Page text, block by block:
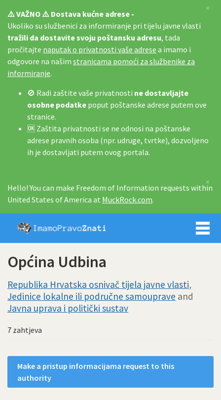
⚠️ VAŽNO ⚠️ Dostava kućne adrese -
Ukoliko su službenici za informiranje pri tijelu javne vlasti
tražili da dostavite svoju poštansku adresu, tada
pročitajte naputak o privatnosti vaše adrese a imamo i
odgovore na našim stranicama pomoći za službenike za
informiranje.
🚫 Radi zaštite vaše privatnosti ne dostavljajte
osobne podatke poput poštanske adrese putem ove
stranice.
🆗 Zaštita privatnosti se ne odnosi na poštanske
adrese pravnih osoba (npr. udruge, tvrtke), dozvoljeno
ih je dostavljati putem ovog portala.
×
Hello! You can make Freedom of Information requests within
United States of America at MuckRock.com.
×
Imamo
Općina Udbina
Republika Hrvatska osnivač tijela javne vlasti,
Jedinice lokalne ili područne samouprave and
Javna uprava i politički sustav
7 zahtjeva
Make a pristup informacijama request to this
authority